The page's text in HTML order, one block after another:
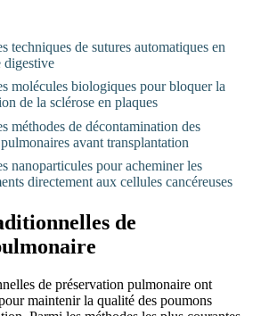
techniques de sutures automatiques en
digestive
molécules biologiques pour bloquer la
de la sclérose en plaques
méthodes de décontamination des
avant transplantation
nanoparticules pour acheminer les
directement aux cellules cancéreuses
de
de préservation pulmonaire ont
maintenir la qualité des poumons